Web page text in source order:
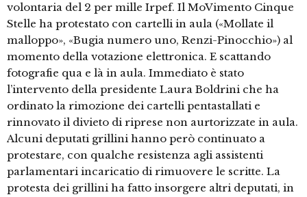
volontaria del 2 per mille Irpef. Il MoVimento Cinque
Stelle ha protestato con cartelli in aula («Mollate il
malloppo», «Bugia numero uno, Renzi-Pinocchio») al
momento della votazione elettronica. E scattando
fotografie qua e là in aula. Immediato è stato
l’intervento della presidente Laura Boldrini che ha
ordinato la rimozione dei cartelli pentastallati e
rinnovato il divieto di riprese non aurtorizzate in aula.
Alcuni deputati grillini hanno però continuato a
protestare, con qualche resistenza agli assistenti
parlamentari incaricatio di rimuovere le scritte. La
protesta dei grillini ha fatto insorgere altri deputati, in